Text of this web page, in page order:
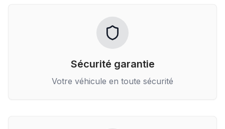
Sécurité garantie
Votre véhicule en toute sécurité